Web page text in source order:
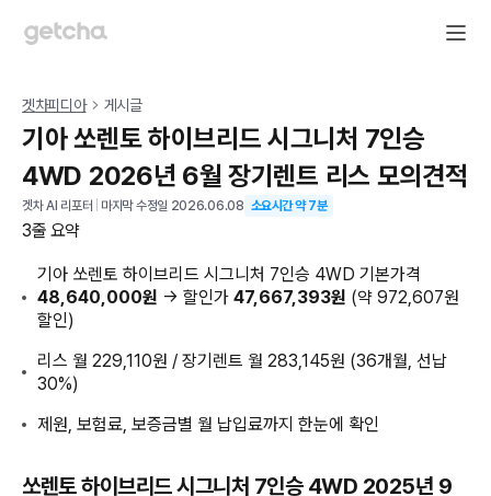
겟차피디아 게시글
기아 쏘렌토 하이브리드 시그니처 7인승
4WD 2026년 6월 장기렌트 리스 모의견적
겟차 AI 리포터 마지막 수정일 2026.06.08 소요시간 약7분
3줄 요약
기아 쏘렌토 하이브리드 시그니처 7인승 4WD 기본가격
48,640,000원 → 할인가47,667,393원 (약 972,607원
할인)
리스 월 229,110원 / 장기렌트 월 283,145원 (36개월, 선납
30%)
제원, 보험료, 보증금별 월 납입료까지 한눈에 확인
쏘렌토 하이브리드 시그니처 7인승 4WD 2025년 9